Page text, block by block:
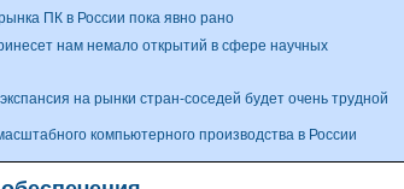
ПК в России пока явно рано
нам немало открытий в сфере научных
на рынки стран-соседей будет очень трудной
компьютерного производства в России